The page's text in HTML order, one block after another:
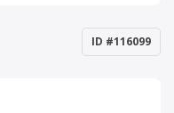
ID #116099